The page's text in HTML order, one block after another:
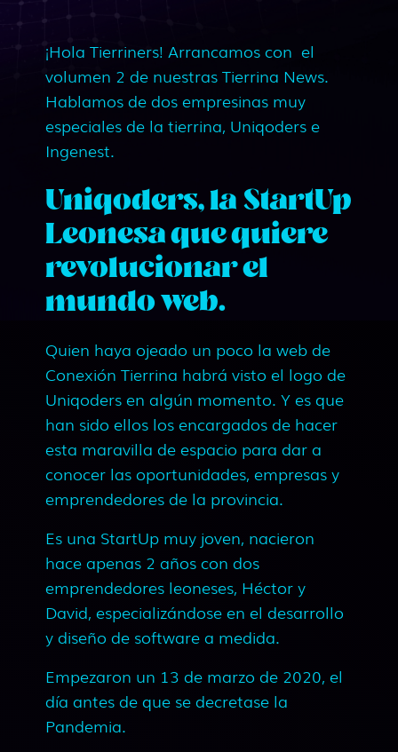
¡Hola Tierriners! Arrancamos con el
volumen 2 de nuestras Tierrina News.
Hablamos de dos empresinas muy
especiales de la tierrina, Uniqoders e
Ingenest.
Uniqoders, la StartUp
Leonesa que quiere
revolucionar el
mundo web.
Quien haya ojeado un poco la web de
Conexión Tierrina habrá visto el logo de
Uniqoders en algún momento. Y es que
han sido ellos los encargados de hacer
esta maravilla de espacio para dar a
conocer las oportunidades, empresas y
emprendedores de la provincia.
Es una StartUp muy joven, nacieron
hace apenas 2 años con dos
emprendedores leoneses, Héctor y
David, especializándose en el desarrollo
y diseño de software a medida.
Empezaron un 13 de marzo de 2020, el
día antes de que se decretase la
Pandemia.